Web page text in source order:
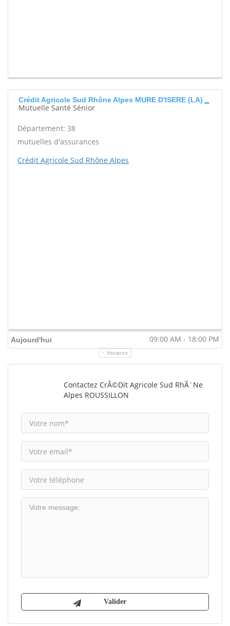
Crédit Agricole Sud Rhône Alpes MURE D'ISERE (LA)
Mutuelle Santé Sénior
Département: 38
mutuelles d'assurances
Crédit Agricole Sud Rhône Alpes
Aujourd'hui 09:00 AM - 18:00 PM
Horaires
Contactez CrÃ©dit Agricole Sud RhÃ´ne
Alpes ROUSSILLON